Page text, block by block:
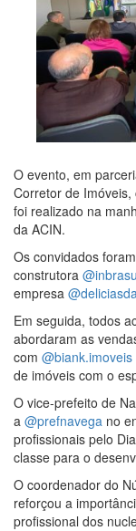
O evento, em
Corretor de
foi realizado na
da ACIN.
Os convidados
construtora
empresa
Em seguida, todos
abordaram as
com @biank.imoveis
de imóveis com o
O vice-prefeito de
a @prefnavega no
profissionais pelo
classe para o
O coordenador do
reforçou a
profissional dos